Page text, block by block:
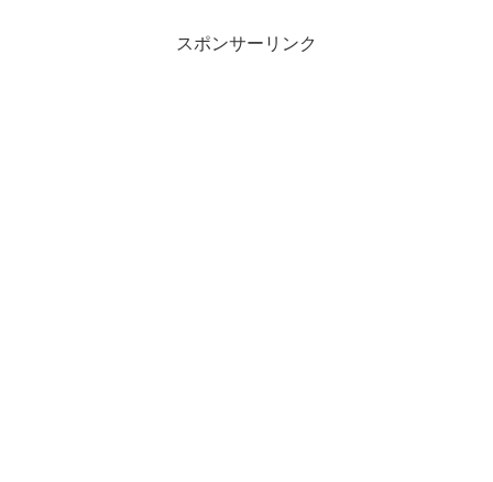
スポンサーリンク